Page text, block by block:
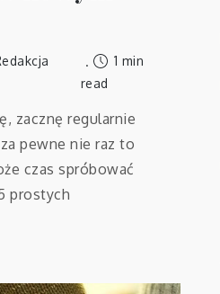
1 min
read
zacznę regularnie
pewne nie raz to
czas spróbować
prostych